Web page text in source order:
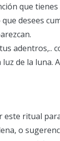
que
desees
adentros,..
de la
ritual
o